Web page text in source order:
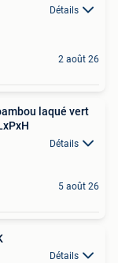
Détails
2 août 26
laqué vert
Détails
5 août 26
Détails